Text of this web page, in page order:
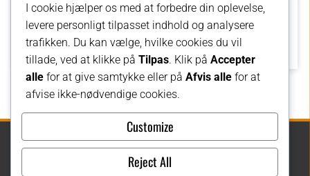
OPDAG ARENA
ESO RECYCLING Danmark ApS
Registered office: Birk Centerpark 40 - DK 7400 Herning
I cookie hjælper os med at forbedre din oplevelse,
levere personligt tilpasset indhold og analysere
trafikken. Du kan vælge, hvilke cookies du vil
tillade, ved at klikke på Tilpas. Klik på Accepter
alle for at give samtykke eller på Afvis alle for at
afvise ikke-nødvendige cookies.
Customize
Reject All